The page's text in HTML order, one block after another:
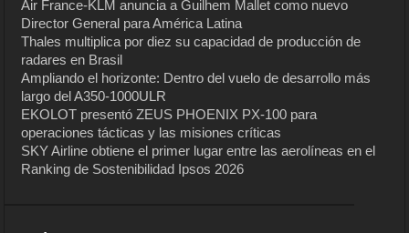
Air France-KLM anuncia a Guilhem Mallet como nuevo
Director General para América Latina
Thales multiplica por diez su capacidad de producción de
radares en Brasil
Ampliando el horizonte: Dentro del vuelo de desarrollo más
largo del A350-1000ULR
EKOLOT presentó ZEUS PHOENIX PX-100 para
operaciones tácticas y las misiones críticas
SKY Airline obtiene el primer lugar entre las aerolíneas en el
Ranking de Sostenibilidad Ipsos 2026